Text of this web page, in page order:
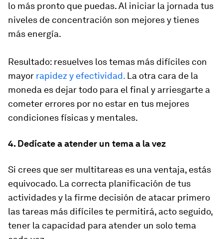
lo más pronto que puedas. Al iniciar la jornada tus
niveles de concentración son mejores y tienes
más energía.
Resultado: resuelves los temas más difíciles con
mayor rapidez y efectividad. La otra cara de la
moneda es dejar todo para el final y arriesgarte a
cometer errores por no estar en tus mejores
condiciones físicas y mentales.
4. Dedícate a atender un tema a la vez
Si crees que ser multitareas es una ventaja, estás
equivocado. La correcta planificación de tus
actividades y la firme decisión de atacar primero
las tareas más difíciles te permitirá, acto seguido,
tener la capacidad para atender un solo tema